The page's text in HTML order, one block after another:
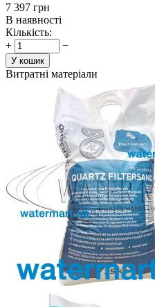
‍7 397‍ грн
В наявності
Кількість:
+
−
У кошик
Витратні матеріали